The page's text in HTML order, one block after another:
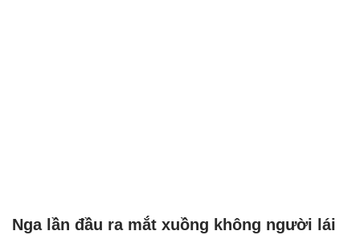
Nga lần đầu ra mắt xuồng không người lái